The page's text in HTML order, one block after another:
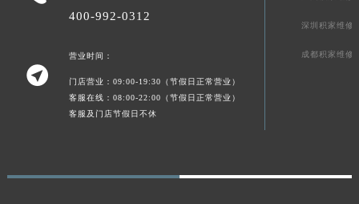
广东省揭阳市榕城进贤门步行街积家售后服务中心（需提前预约）
400-992-0312

营业时间：
门店营业：09:00-19:30（节假日正常营业）
客服在线：08:00-22:00（节假日正常营业）
客服及门店节假日不休
深圳积家维修
成都积家维修